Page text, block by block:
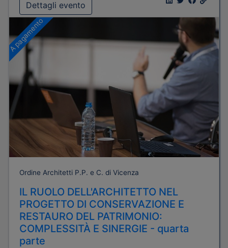
Dettagli evento
A pagamento
Ordine Architetti P.P. e C. di Vicenza
IL RUOLO DELL'ARCHITETTO NEL
PROGETTO DI CONSERVAZIONE E
RESTAURO DEL PATRIMONIO:
COMPLESSITÀ E SINERGIE - quarta
parte